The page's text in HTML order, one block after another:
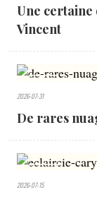
Une
Vincent
VIEWS
2026-07-31
De rares
VIEWS
2026-07-15